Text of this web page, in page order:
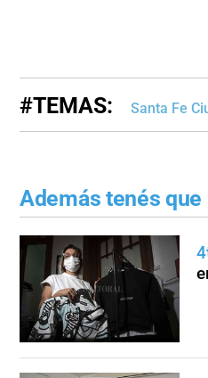
#TEMAS: Santa Fe
Además tenés que